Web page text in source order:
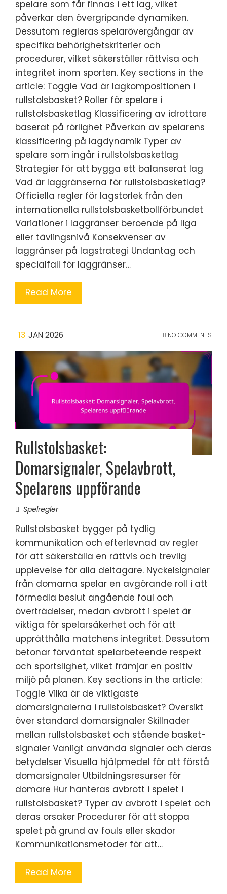
spelare som får finnas i ett lag, vilket
påverkar den övergripande dynamiken.
Dessutom regleras spelarövergångar av
specifika behörighetskriterier och
procedurer, vilket säkerställer rättvisa och
integritet inom sporten. Key sections in the
article: Toggle Vad är lagkompositionen i
rullstolsbasket? Roller för spelare i
rullstolsbasketlag Klassificering av idrottare
baserat på rörlighet Påverkan av spelarens
klassificering på lagdynamik Typer av
spelare som ingår i rullstolsbasketlag
Strategier för att bygga ett balanserat lag
Vad är laggränserna för rullstolsbasketlag?
Officiella regler för lagstorlek från den
internationella rullstolsbasketbollförbundet
Variationer i laggränser beroende på liga
eller tävlingsnivå Konsekvenser av
laggränser på lagstrategi Undantag och
specialfall för laggränser…
Read More
13 JAN 2026 NO COMMENTS
Rullstolsbasket:
Domarsignaler, Spelavbrott,
Spelarens uppförande
Spelregler
Rullstolsbasket bygger på tydlig
kommunikation och efterlevnad av regler
för att säkerställa en rättvis och trevlig
upplevelse för alla deltagare. Nyckelsignaler
från domarna spelar en avgörande roll i att
förmedla beslut angående foul och
överträdelser, medan avbrott i spelet är
viktiga för spelarsäkerhet och för att
upprätthålla matchens integritet. Dessutom
betonar förväntat spelarbeteende respekt
och sportslighet, vilket främjar en positiv
miljö på planen. Key sections in the article:
Toggle Vilka är de viktigaste
domarsignalerna i rullstolsbasket? Översikt
över standard domarsignaler Skillnader
mellan rullstolsbasket och stående basket-
signaler Vanligt använda signaler och deras
betydelser Visuella hjälpmedel för att förstå
domarsignaler Utbildningsresurser för
domare Hur hanteras avbrott i spelet i
rullstolsbasket? Typer av avbrott i spelet och
deras orsaker Procedurer för att stoppa
spelet på grund av fouls eller skador
Kommunikationsmetoder för att…
Read More